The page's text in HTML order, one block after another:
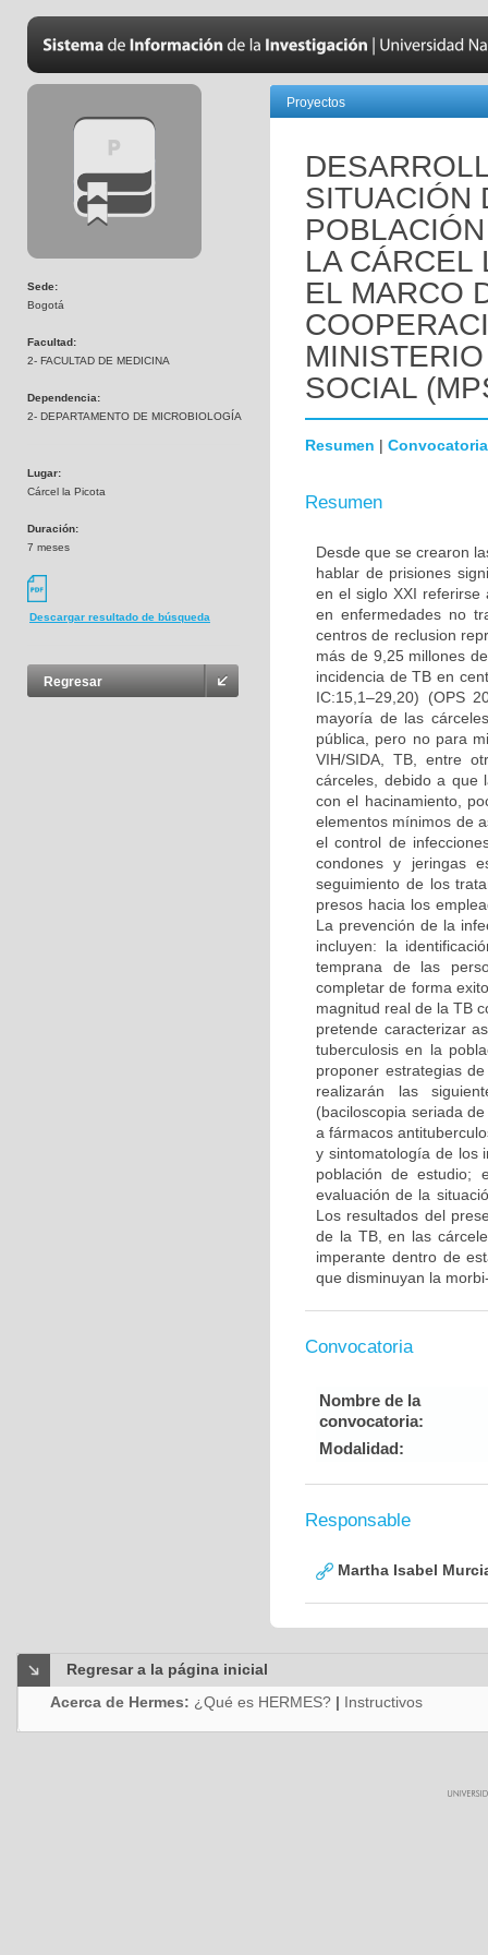
Sede:
Bogotá
Facultad:
2- FACULTAD DE MEDICINA
Dependencia:
2- DEPARTAMENTO DE MICROBIOLOGÍA
Lugar:
Cárcel la Picota
Duración:
7 meses
Descargar resultado de búsqueda
Regresar
Proyectos
SITUACIÓN
LA CÁRCEL
EL MARCO
SOCIAL
Resumen | Convocatoria
Resumen
Desde que se crearon
hablar de prisiones
en el siglo XXI referirse
en enfermedades no
centros de reclusion
más de 9,25 millones
incidencia de TB en
IC:15,1–29,20) (OPS
mayoría de las
pública, pero no para
VIH/SIDA, TB, entre
cárceles, debido a que
con el hacinamiento,
elementos mínimos de
el control de
condones y jeringas
seguimiento de los
presos hacia los
La prevención de la
incluyen: la
temprana de las
completar de forma
magnitud real de la TB
pretende caracterizar
tuberculosis en la
proponer estrategias
realizarán las
(baciloscopia seriada
a fármacos
y sintomatología de los
población de estudio;
evaluación de la
Los resultados del
de la TB, en las
imperante dentro de
que disminuyan la
Convocatoria
Nombre de la
convocatoria:
Modalidad:
Responsable
Martha Isabel
Regresar a la página inicial
Acerca de Hermes: ¿Qué es HERMES? | Instructivos